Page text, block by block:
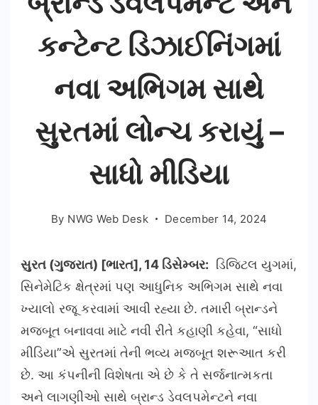
કન્ટેન્ટ ડિઝાઈનિંગમાં
નવા અભિગમ સાથે
સુરતમાં લોન્ચ કરાયું –
સાધો મીડિયા
By NWG Web Desk December 14, 2024
સુરત (ગુજરાત) [ભારત], 14 ડિસેમ્બર: ડિજિટલ યુગમાં,
સિનેમેટિક ક્ષેત્રમાં પણ આધુનિક અભિગમ સાથે નવા
ખ્યાલો રજૂ કરવામાં આવી રહ્યા છે. તમારી બ્રાન્ડને
મજબૂત બનાવવા માટે નવી રીતે કહાણી કહેવા, “સાધો
મીડિયા”એ સુરતમાં તેની ભવ્ય મજબૂત શરૂઆત કરી
છે. આ કંપનીની વિશેષતા એ છે કે તે સર્જનાત્મકતા
અને લાગણીઓ સાથે બ્રાન્ડ ડેવલપમેન્ટને નવા